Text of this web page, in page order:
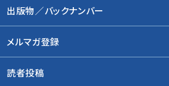
出版物／バックナンバー
メルマガ登録
読者投稿